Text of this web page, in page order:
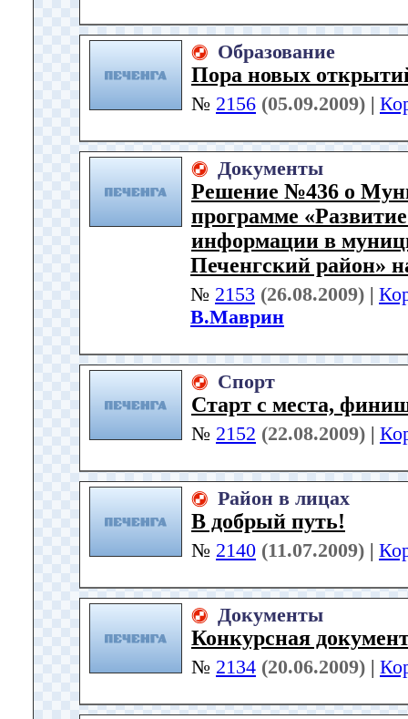
Образование
Пора новых
№ 2156 (05.09.2009) |
Документы
Решение №436 о
программе
информации в
Печенгский район»
№ 2153 (26.08.2009) |
В.Маврин
Спорт
Старт с места,
№ 2152 (22.08.2009) |
Район в лицах
В добрый путь!
№ 2140 (11.07.2009) |
Документы
Конкурсная
№ 2134 (20.06.2009) |